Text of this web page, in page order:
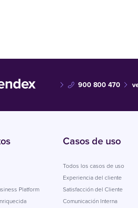
900 800 470
Platform
Casos de uso
Todos los casos de uso
Experiencia del cliente
Satisfacción del Cliente
Comunicación Interna